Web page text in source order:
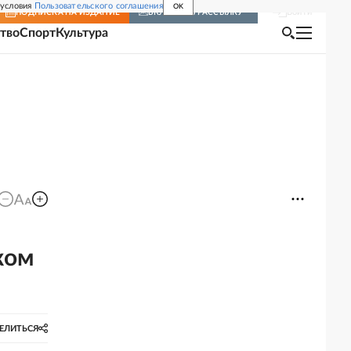
Пользовательского соглашения OK
ПОДПИСКА НА ИЗДАНИЕ ВКЛЮЧИТЬ РАССЫЛКУ
СпортКультура